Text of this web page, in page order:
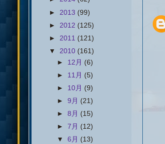
► 2013 (99)
► 2012 (125)
► 2011 (121)
▼ 2010 (161)
► 12月 (6)
► 11月 (5)
► 10月 (9)
►9月 (21)
►8月 (15)
►7月 (12)
▼6月 (13)